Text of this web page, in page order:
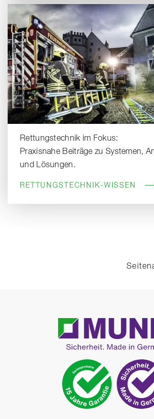
Rettungstechnik im Fokus:
Praxisnahe Beiträge zu Systemen,
und Lösungen.
RETTUNGSTECHNIK-WISSEN